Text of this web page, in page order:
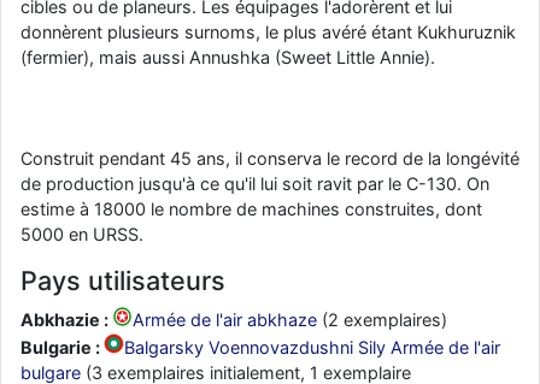
cibles ou de planeurs. Les équipages l'adorèrent et lui
donnèrent plusieurs surnoms, le plus avéré étant Kukhuruznik
(fermier), mais aussi Annushka (Sweet Little Annie).
Construit pendant 45 ans, il conserva le record de la longévité
de production jusqu'à ce qu'il lui soit ravit par le C-130. On
estime à 18000 le nombre de machines construites, dont
5000 en URSS.
Pays utilisateurs
Abkhazie : Armée de l'air abkhaze (2 exemplaires)
Bulgarie :
Balgarsky Voennovazdushni Sily Armée de l'air
bulgare (3 exemplaires initialement, 1 exemplaire